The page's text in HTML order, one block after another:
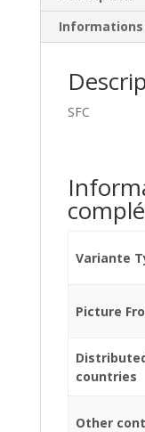
SFC
Variante
Picture
countries
Other